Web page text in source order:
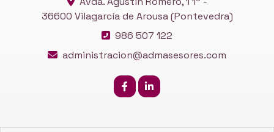
36600 Vilagarcía de Arousa(Pontevedra)
986 507 122
administracion@admasesores.com